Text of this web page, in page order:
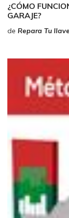
¿CÓMO
GARAJE?
de Repara Tu